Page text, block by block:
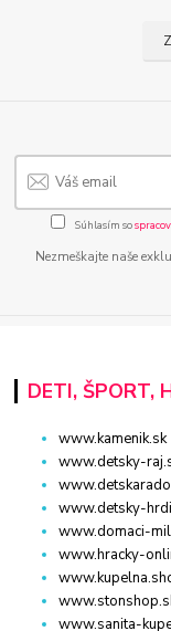
Súhlasím so
Nezmeškajte naše
DETI, ŠPORT,
www.kamenik.sk
www.detsky-
www.detsky-
www.domaci-
www.hracky-
www.sanita-